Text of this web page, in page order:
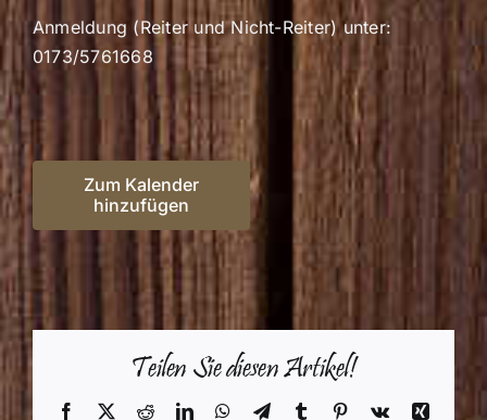
Anmeldung (Reiter und Nicht-Reiter) unter:
0173/5761668
Zum Kalender
hinzufügen
Teilen Sie diesen Artikel!
Facebook
X RedditLinkedInWhatsApp
TelegramTumblr Pinterest
Vk
Xing